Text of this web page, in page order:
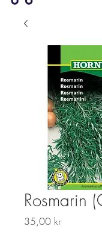
Rosmarin
35,00 krPris